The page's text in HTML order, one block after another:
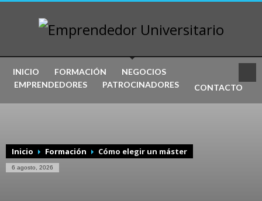
INICIO FORMACIÓN
NEGOCIOS
EMPRENDEDORES
PATROCINADORES CONTACTO
Inicio Formación Cómo elegir un máster
6 agosto, 2026